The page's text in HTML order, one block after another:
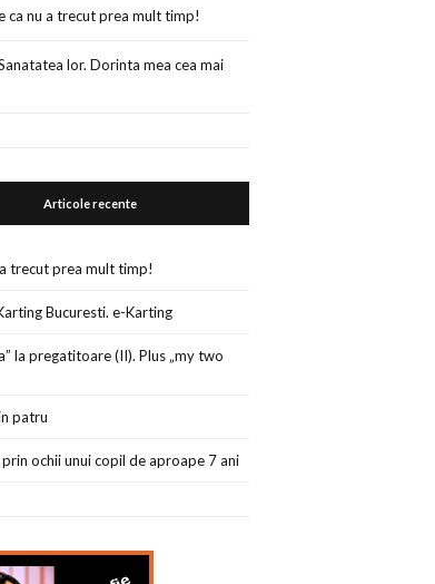
ca nu a trecut prea mult timp!
lor. Dorinta mea cea mai
Articole recente
trecut prea mult timp!
Bucuresti. e-Karting
la pregatitoare (II). Plus „my two
patru
ochii unui copil de aproape 7 ani